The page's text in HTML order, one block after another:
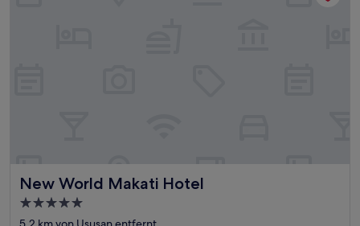
New World Makati Hotel
New World Makati Hotel
5.0-
Sterne-